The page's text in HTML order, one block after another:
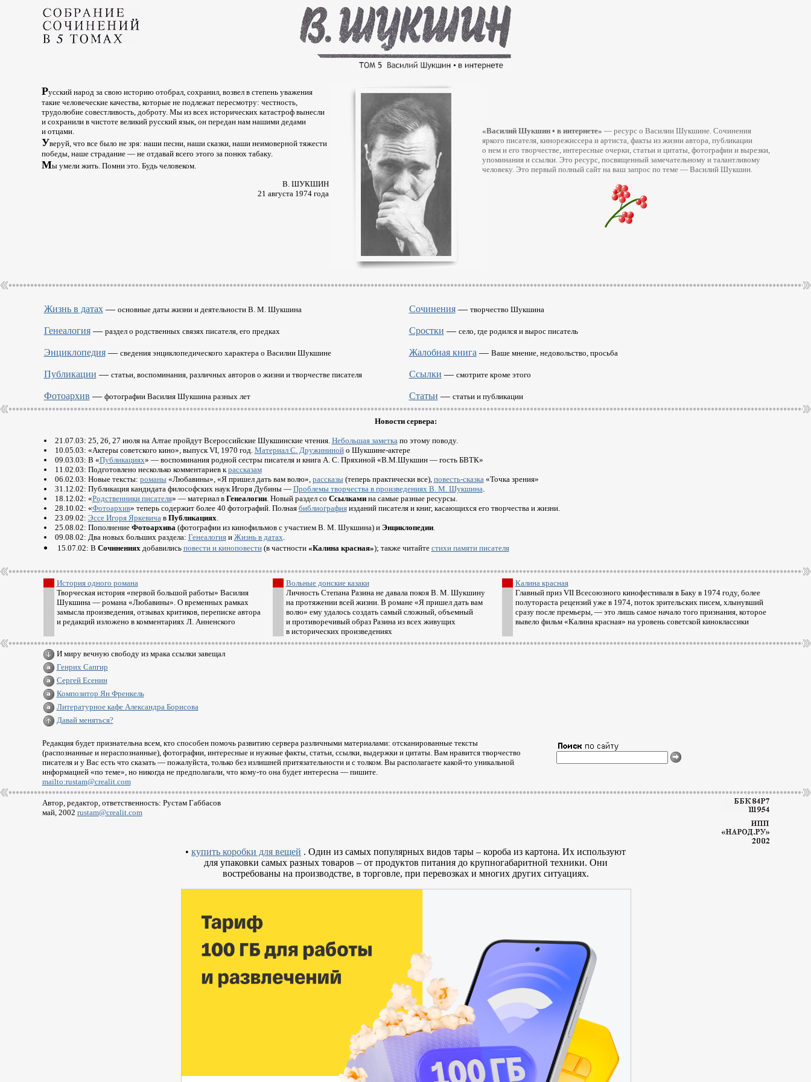
Русский народ за свою историю отобрал, сохранил, возвел в степень уважения
такие человеческие качества, которые не подлежат пересмотру: честность,
трудолюбие совестливость, доброту. Мы из всех исторических катастроф вынесли
и сохранили в чистоте великий русский язык, он передан нам нашими дедами
и отцами.
Уверуй, что все было не зря: наши песни, наши сказки, наши неимоверной тяжести
победы, наше страдание — не отдавай всего этого за понюх табаку.
Мы умели жить. Помни это. Будь человеком.
В. ШУКШИН
21 августа 1974 года
«Василий Шукшин • в интернете» — ресурс о Василии Шукшине. Сочинения
яркого писателя, кинорежиссера и артиста, факты из жизни автора, публикации
о нем и его творчестве, интересные очерки, статьи и цитаты, фотографии и вырезки,
упоминания и ссылки. Это ресурс, посвященный замечательному и талантливому
человеку. Это первый полный сайт на ваш запрос по теме — Василий Шукшин.
Жизнь в датах— основные даты жизни и деятельности В. М. Шукшина
Генеалогия— раздел о родственных связях писателя, его предках
Энциклопедия— сведения энциклопедического характера о Василии Шукшине
Публикации — статьи, воспоминания, различных авторов о жизни и творчестве писателя
Фотоархив — фотографии Василия Шукшина разных лет
Сочинения— творчество Шукшина
Сростки — село, где родился и вырос писатель
Жалобная книга — Ваше мнение, недовольство, просьба
Ссылки — смотрите кроме этого
Статьи — статьи и публикации
Новости сервера:
21.07.03: 25, 26, 27 июля на Алтае пройдут Всероссийские Шукшинские чтения. Небольшая заметкапо этому поводу.
10.05.03: «Актеры советского кино», выпуск VI, 1970 год. Материал С. Дружининойо Шукшине-актере
09.03.03: В «Публикациях» — воспоминания родной сестры писателя и книга А. С. Пряхиной «В.М.Шукшин — гость БВТК»
11.02.03: Подготовлено несколько комментариев крассказам
06.02.03: Новые тексты: романы«Любавины», «Я пришел дать вам волю», рассказы(теперь практически все), повесть-сказка«Точка зрения»
31.12.02: Публикация кандидата философских наук Игоря Дубины — Проблемы творчества в произведениях В. М. Шукшина.
18.12.02: «Родственники писателя» — материал в Генеалогии. Новый раздел со Ссылкамина самые разные ресурсы.
28.10.02: «Фотоархив» теперь содержит более 40 фотографий. Полная библиографияизданий писателя и книг, касающихся его творчества и жизни.
23.09.02: Эссе Игоря Яркевичав Публикациях.
25.08.02: Пополнение Фотоархива(фотографии из кинофильмов с участием В. М. Шукшина) и Энциклопедии.
09.08.02: Два новых больших раздела: Генеалогияи Жизнь в датах.
15.07.02: В Сочиненияхдобавились повести и киноповести(в частности «Калина красная»); также читайте стихи памяти писателя
История одного романа
Творческая история «первой большой работы» Василия
Шукшина — романа «Любавины». О временных рамках
замысла произведения, отзывах критиков, переписке автора
и редакций изложено в комментариях Л. Анненского
Вольные донские казаки
Личность Степана Разина не давала покоя В. М. Шукшину
на протяжении всей жизни. В романе «Я пришел дать вам
волю» ему удалось создать самый сложный, объемный
и противоречивый образ Разина из всех живущих
в исторических произведениях
Калина красная
Главный приз VII Всесоюзного кинофестиваля в Баку в 1974 году, более
полутораста рецензий уже в 1974, поток зрительских писем, хлынувший
сразу после премьеры, — это лишь самое начало того признания, которое
вывело фильм «Калина красная» на уровень советской киноклассики
И миру вечную свободу из мрака ссылки завещал
Генрих Сапгир
Сергей Есенин
Композитор Ян Френкель
Литературное кафе Александра Борисова
Давай меняться?
Редакция будет признательна всем, кто способен помочь развитию сервера различными материалами: отсканированные тексты
(распознанные и нераспознанные), фотографии, интересные и нужные факты, статьи, ссылки, выдержки и цитаты. Вам нравится творчество
писателя и у Вас есть что сказать — пожалуйста, только без излишней притязательности и с толком. Вы располагаете какой-то уникальной
информацией «по теме», но никогда не предполагали, что кому-то она будет интересна — пишите.
mailto:rustam@crealit.com
Автор, редактор, ответственность: Рустам Габбасов
май, 2002 rustam@crealit.com
• купить коробки для вещей . Один из самых популярных видов тары – короба из картона. Их используют
для упаковки самых разных товаров – от продуктов питания до крупногабаритной техники. Они
востребованы на производстве, в торговле, при перевозках и многих других ситуациях.